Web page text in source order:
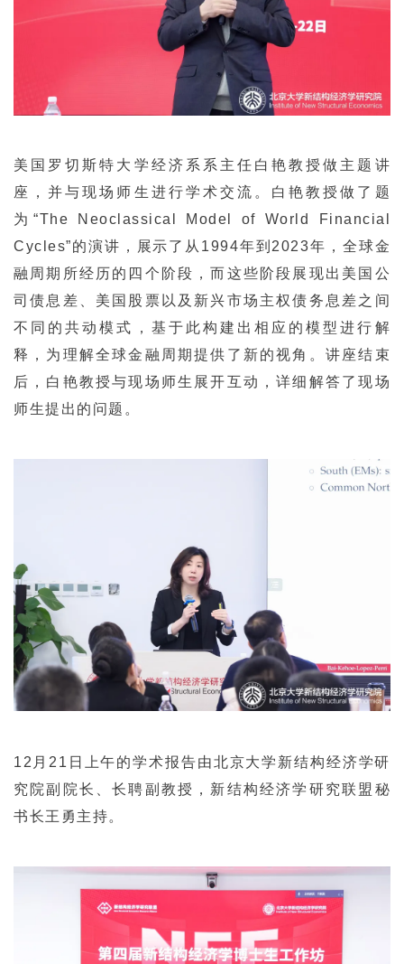
美国罗切斯特大学经济系系主任白艳教授做主题讲
座，并与现场师生进行学术交流。白艳教授做了题
为“The Neoclassical Model of World Financial
Cycles”的演讲，展示了从1994年到2023年，全球金
融周期所经历的四个阶段，而这些阶段展现出美国公
司债息差、美国股票以及新兴市场主权债务息差之间
不同的共动模式，基于此构建出相应的模型进行解
释，为理解全球金融周期提供了新的视角。讲座结束
后，白艳教授与现场师生展开互动，详细解答了现场
师生提出的问题。
12月21日上午的学术报告由北京大学新结构经济学研
究院副院长、长聘副教授，新结构经济学研究联盟秘
书长王勇主持。